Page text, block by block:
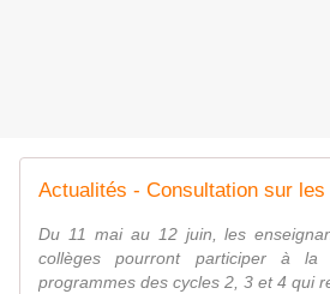
Du 11 mai au 12 juin, les
collèges pourront participer à la
programmes des cycles 2, 3 et 4 qui